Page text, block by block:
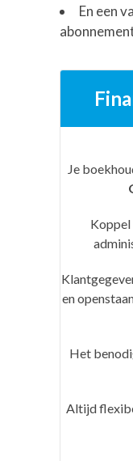
En een
Je
Koppel
en
Het
Altijd